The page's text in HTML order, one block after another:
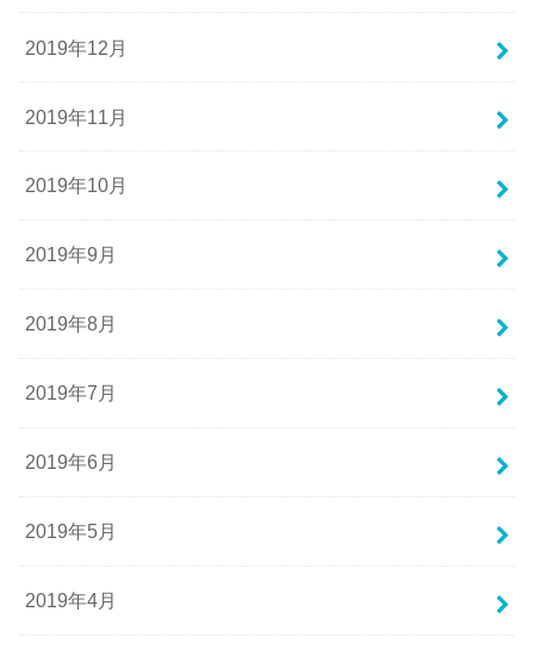
2019年12月
2019年11月
2019年10月
2019年9月
2019年8月
2019年7月
2019年6月
2019年5月
2019年4月